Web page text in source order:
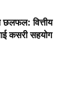
छलफल: वित्तीय
कसरी सहयोग